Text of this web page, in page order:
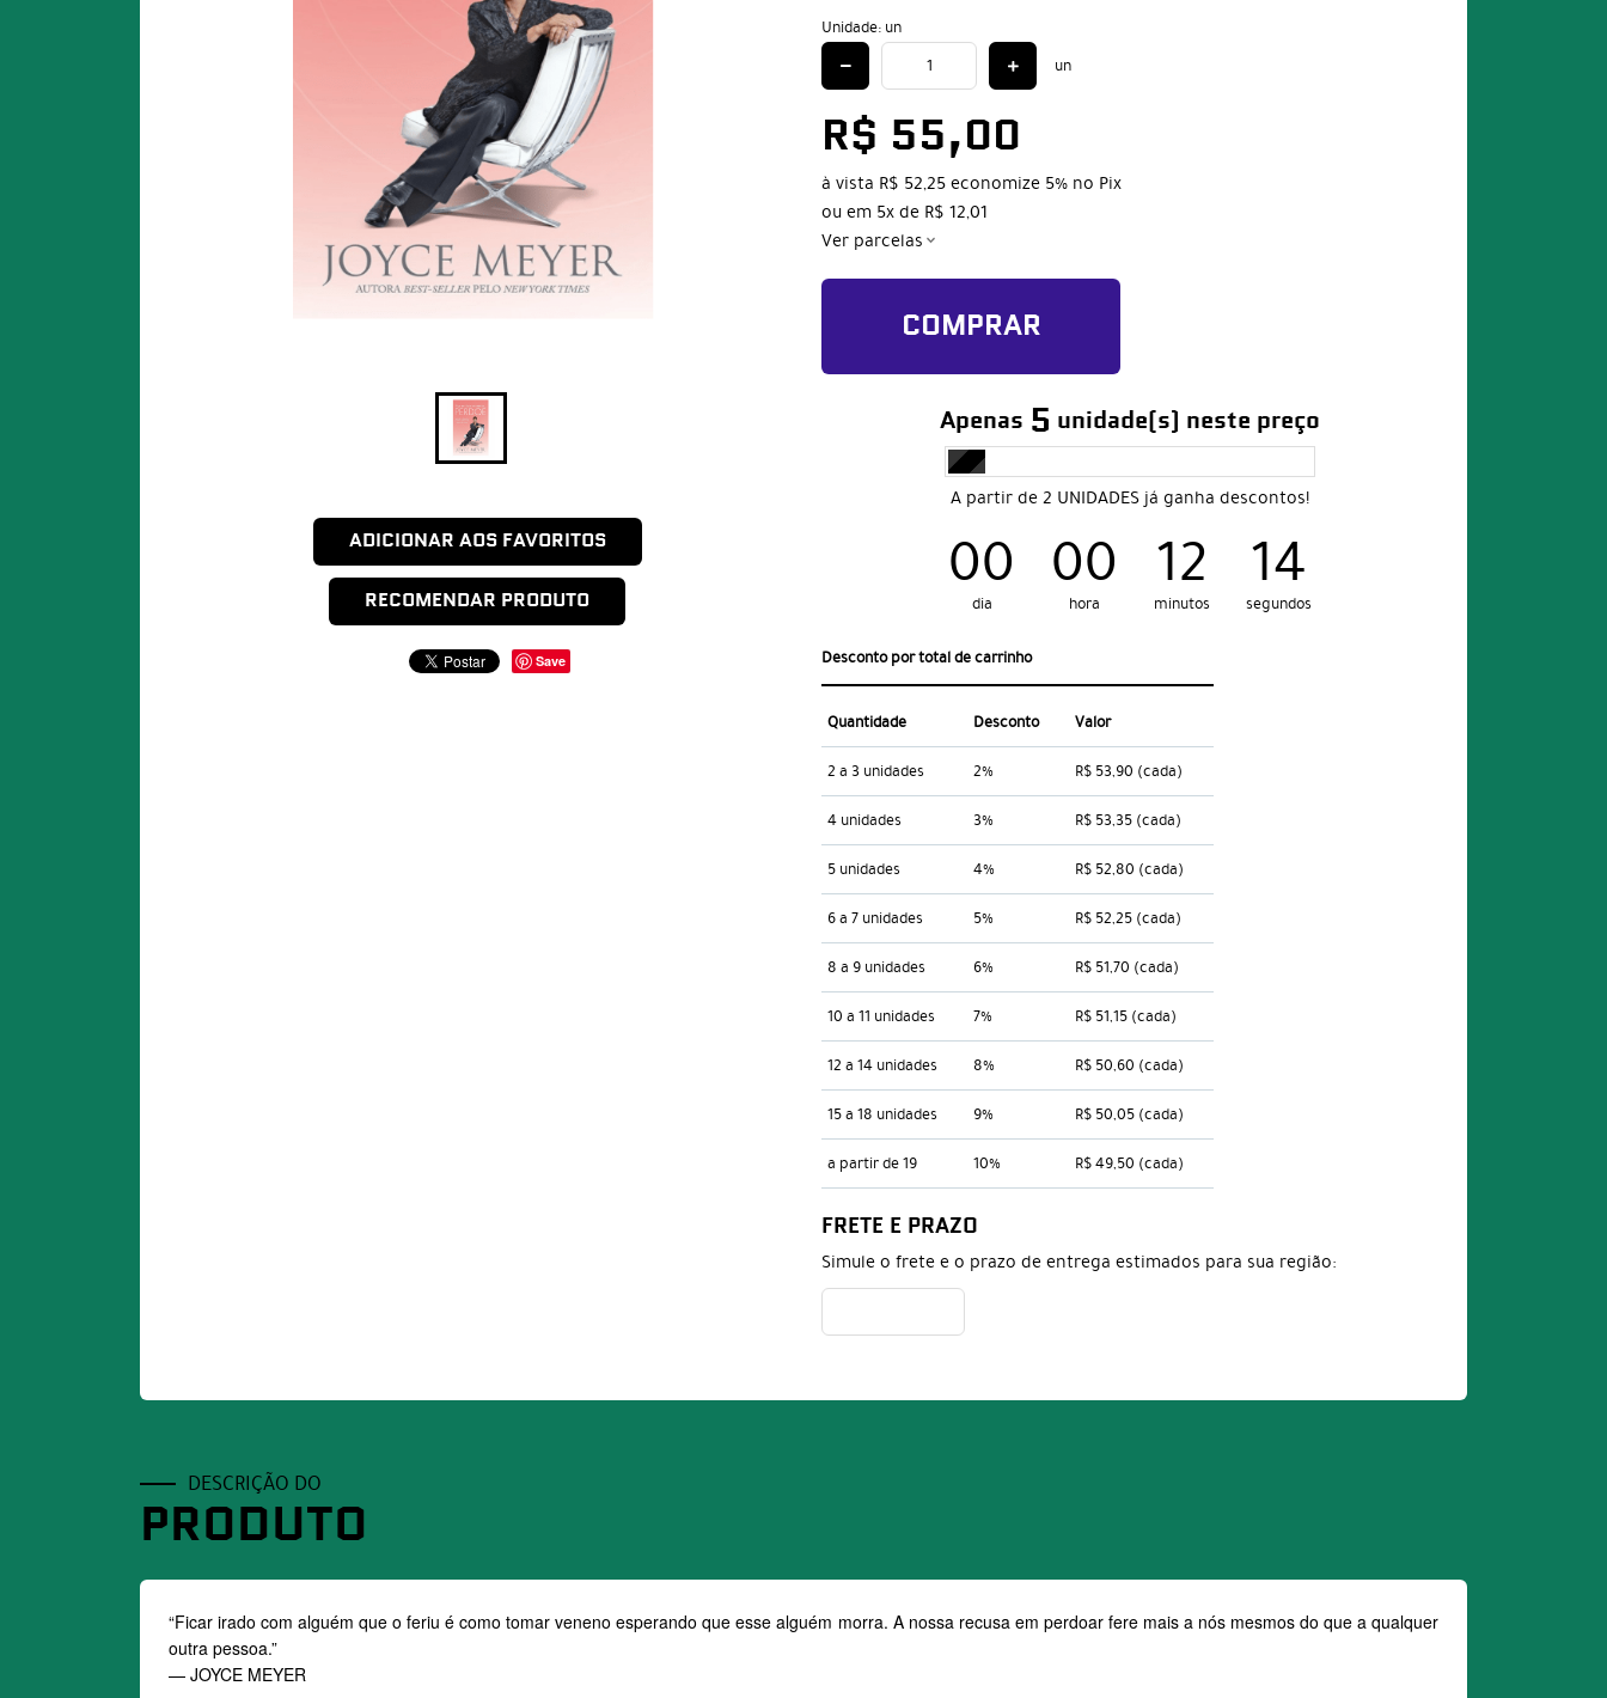
ADICIONAR AOS FAVORITOS
RECOMENDAR PRODUTO
Save
Unidade: un
un
R$ 55,00
à vista R$ 52,25economize 5% no Pix
ou em 5xde R$ 12,01
Ver parcelas
COMPRAR
Apenas 5 unidade(s) neste preço
A partir de 2 UNIDADES já ganha descontos!
00
dia 00
hora 12
minutos 12
segundos
Desconto por total de carrinho
Quantidade Desconto Valor
2 a 3 unidades 2% R$ 53,90 (cada)
4 unidades 3% R$ 53,35 (cada)
5 unidades 4% R$ 52,80 (cada)
6 a 7 unidades 5% R$ 52,25 (cada)
8 a 9 unidades 6% R$ 51,70 (cada)
10 a 11 unidades 7% R$ 51,15 (cada)
12 a 14 unidades 8% R$ 50,60 (cada)
15 a 18 unidades 9% R$ 50,05 (cada)
a partir de 19 10% R$ 49,50 (cada)
FRETE E PRAZO
Simule o frete e o prazo de entrega estimados para sua região:
DESCRIÇÃO DO
PRODUTO
“Ficar irado com alguém que o feriu é como tomar veneno esperando que esse alguém morra. A nossa recusa em perdoar fere mais a nós mesmos do que a qualquer
outra pessoa.”
— JOYCE MEYER